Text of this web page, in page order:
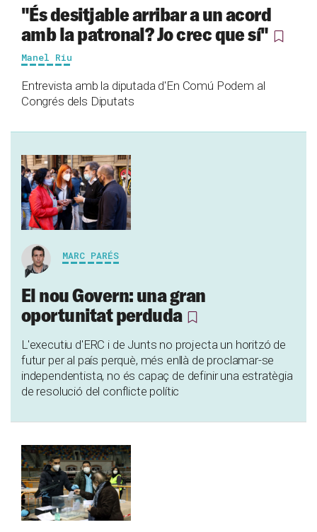
"És desitjable arribar a un acord
amb la patronal? Jo crec que sí"
Manel Riu
Entrevista amb la diputada d'En Comú Podem al
Congrés dels Diputats
MARC PARÉS
El nou Govern: una gran
oportunitat perduda
L'executiu d'ERC i de Junts no projecta un horitzó de
futur per al país perquè, més enllà de proclamar-se
independentista, no és capaç de definir una estratègia
de resolució del conflicte polític